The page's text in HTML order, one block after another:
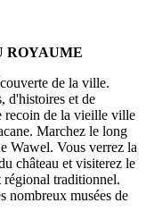
ROYAUME
de la ville.
d'histoires et de
recoin de la vieille ville
Marchez le long
Wawel. Vous verrez la
château et visiterez le
régional traditionnel.
nombreux musées de